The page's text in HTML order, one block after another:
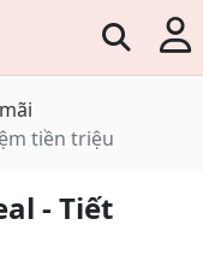
tiền triệu
- Tiết